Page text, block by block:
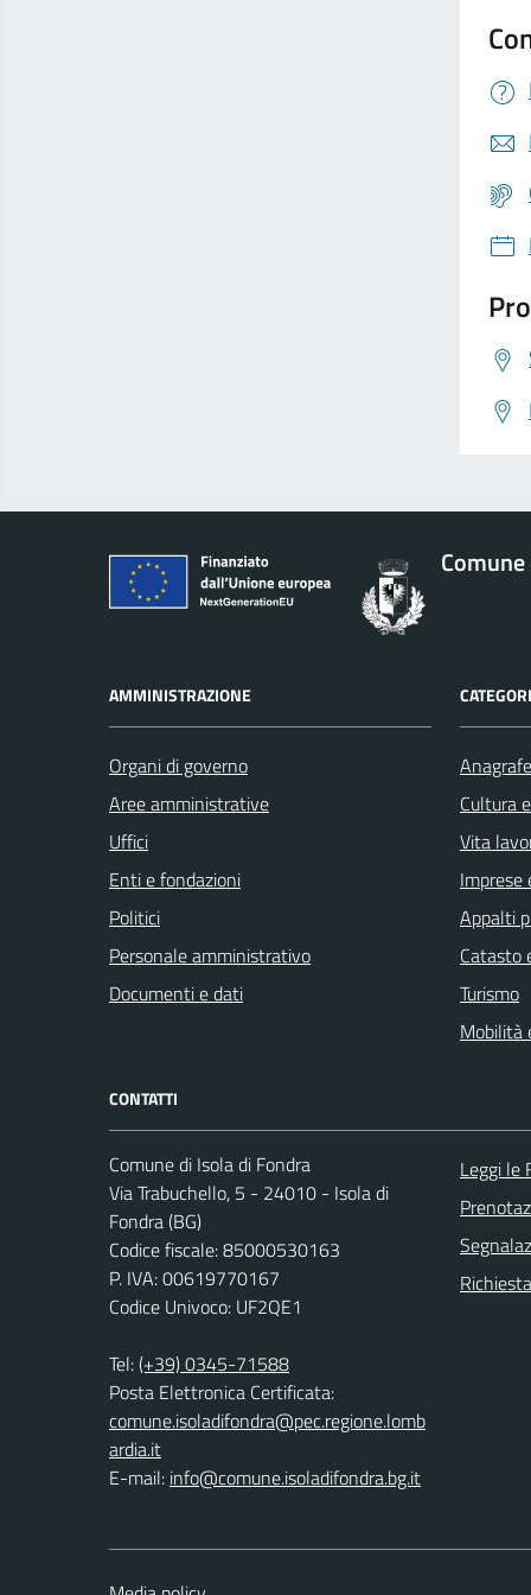
AMMINISTRAZIONE
Organi di governo
Aree amministrative
Uffici
Enti e fondazioni
Politici
Personale amministrativo
Documenti e dati
Cultura
Vita
Imprese
Appalti
Catasto
Turismo
Mobilità
CONTATTI
Comune di Isola di Fondra
Via Trabuchello, 5 - 24010 - Isola di
Fondra (BG)
Codice fiscale: 85000530163
P. IVA: 00619770167
Codice Univoco: UF2QE1
Tel:(+39) 0345-71588
Posta Elettronica Certificata:
comune.isoladifondra@pec.regione.lomb
ardia.it
E-mail: info@comune.isoladifondra.bg.it
Leggi le